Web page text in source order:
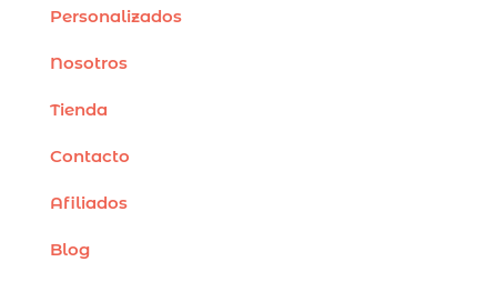
Personalizados
Nosotros
Tienda
Contacto
Afiliados
Blog